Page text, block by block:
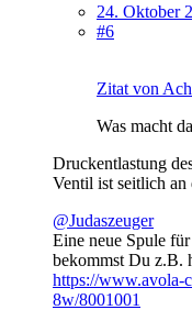
24. Oktober
#6
Zitat von
Was macht
Druckentlastung
Ventil ist seitlich
@Judaszeuger
Eine neue Spule
bekommst Du z.B.
https://www.avola-
8w/8001001